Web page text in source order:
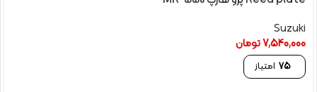
Suzuki
7,540,000تومان
75 امتیاز